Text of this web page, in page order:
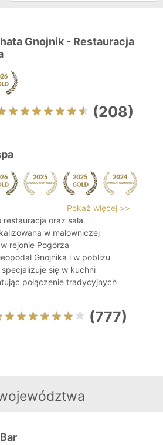
Gnojnik - Restauracja
(208)
Pokaż więcej >>
restauracja oraz sala
w malowniczej
rejonie Pogórza
Gnojnika i w pobliżu
się w kuchni
połączenie tradycyjnych
(777)